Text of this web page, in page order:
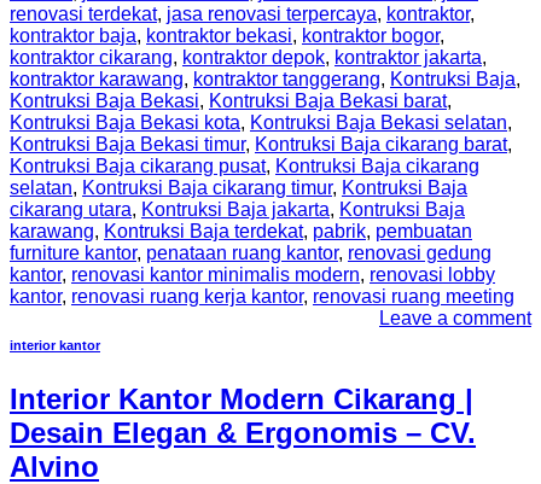
renovasi terdekat, jasa renovasi terpercaya, kontraktor,
kontraktor baja, kontraktor bekasi, kontraktor bogor,
kontraktor cikarang, kontraktor depok, kontraktor jakarta,
kontraktor karawang, kontraktor tanggerang, Kontruksi Baja,
Kontruksi Baja Bekasi, Kontruksi Baja Bekasi barat,
Kontruksi Baja Bekasi kota, Kontruksi Baja Bekasi selatan,
Kontruksi Baja Bekasi timur, Kontruksi Baja cikarang barat,
Kontruksi Baja cikarang pusat, Kontruksi Baja cikarang
selatan, Kontruksi Baja cikarang timur, Kontruksi Baja
cikarang utara, Kontruksi Baja jakarta, Kontruksi Baja
karawang, Kontruksi Baja terdekat, pabrik, pembuatan
furniture kantor, penataan ruang kantor, renovasi gedung
kantor, renovasi kantor minimalis modern, renovasi lobby
kantor, renovasi ruang kerja kantor, renovasi ruang meeting
Leave a comment
interior kantor
Interior Kantor Modern Cikarang |
Desain Elegan & Ergonomis – CV.
Alvino